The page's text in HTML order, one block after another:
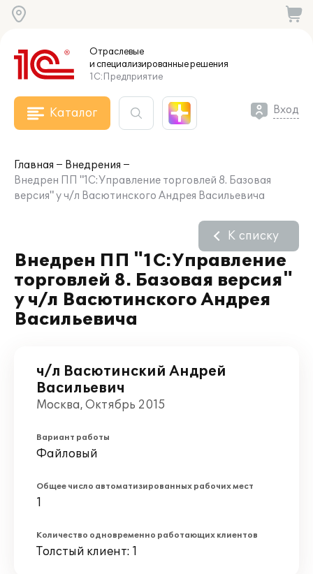
Отраслевые
и специализированныерешения
1С:Предприятие
Каталог Вход
Главная
Внедрения
Внедрен ПП "1С:Управление торговлей 8. Базовая
версия" у ч/л Васютинского Андрея Васильевича
Внедрен ПП "1С:Управление
торговлей 8. Базовая версия"
у ч/л Васютинского Андрея
Васильевича
К списку
ч/л Васютинский Андрей
Васильевич
Москва, Октябрь 2015
Вариант работы
Файловый
Общее число автоматизированных рабочих мест
1
Количество одновременно работающих клиентов
Толстый клиент: 1